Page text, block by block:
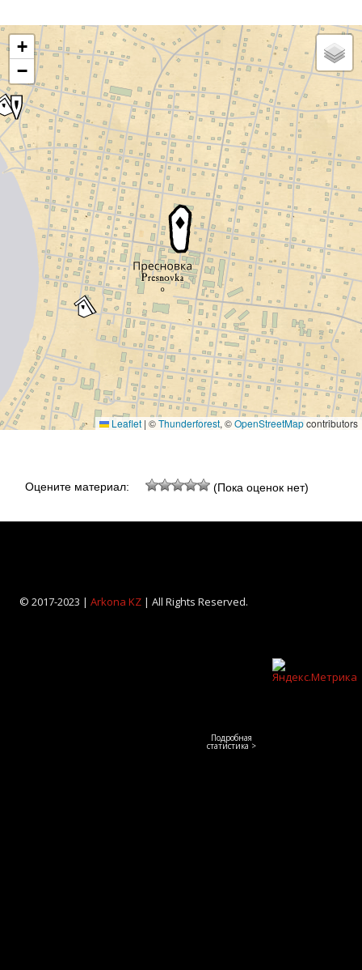
+
−
Leaflet | ©Thunderforest, ©OpenStreetMapcontributors
Оцените материал: (Пока оценок нет)
© 2017-2023 | Arkona KZ| All Rights Reserved.
Подробная
статистика >